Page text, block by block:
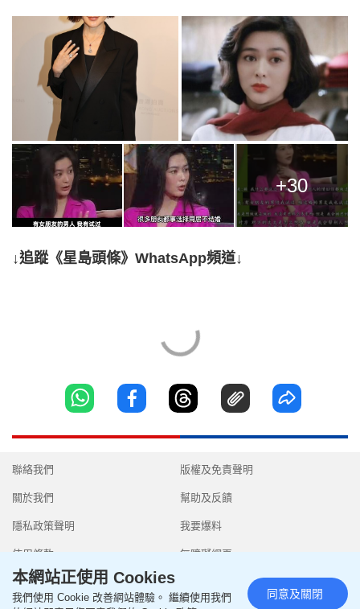
+30
↓追蹤《星島頭條》WhatsApp頻道↓
聯絡我們
關於我們
隱私政策聲明
使用條款
版權及免責聲明
幫助及反饋
我要爆料
無障礙網頁
本網站正使用 Cookies
我們使用 Cookie 改善網站體驗。 繼續使用我們
同意及關閉